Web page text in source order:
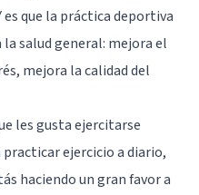
que la práctica deportiva
salud general: mejora el
mejora la calidad del
les gusta ejercitarse
ejercicio a diario,
haciendo un gran favor a